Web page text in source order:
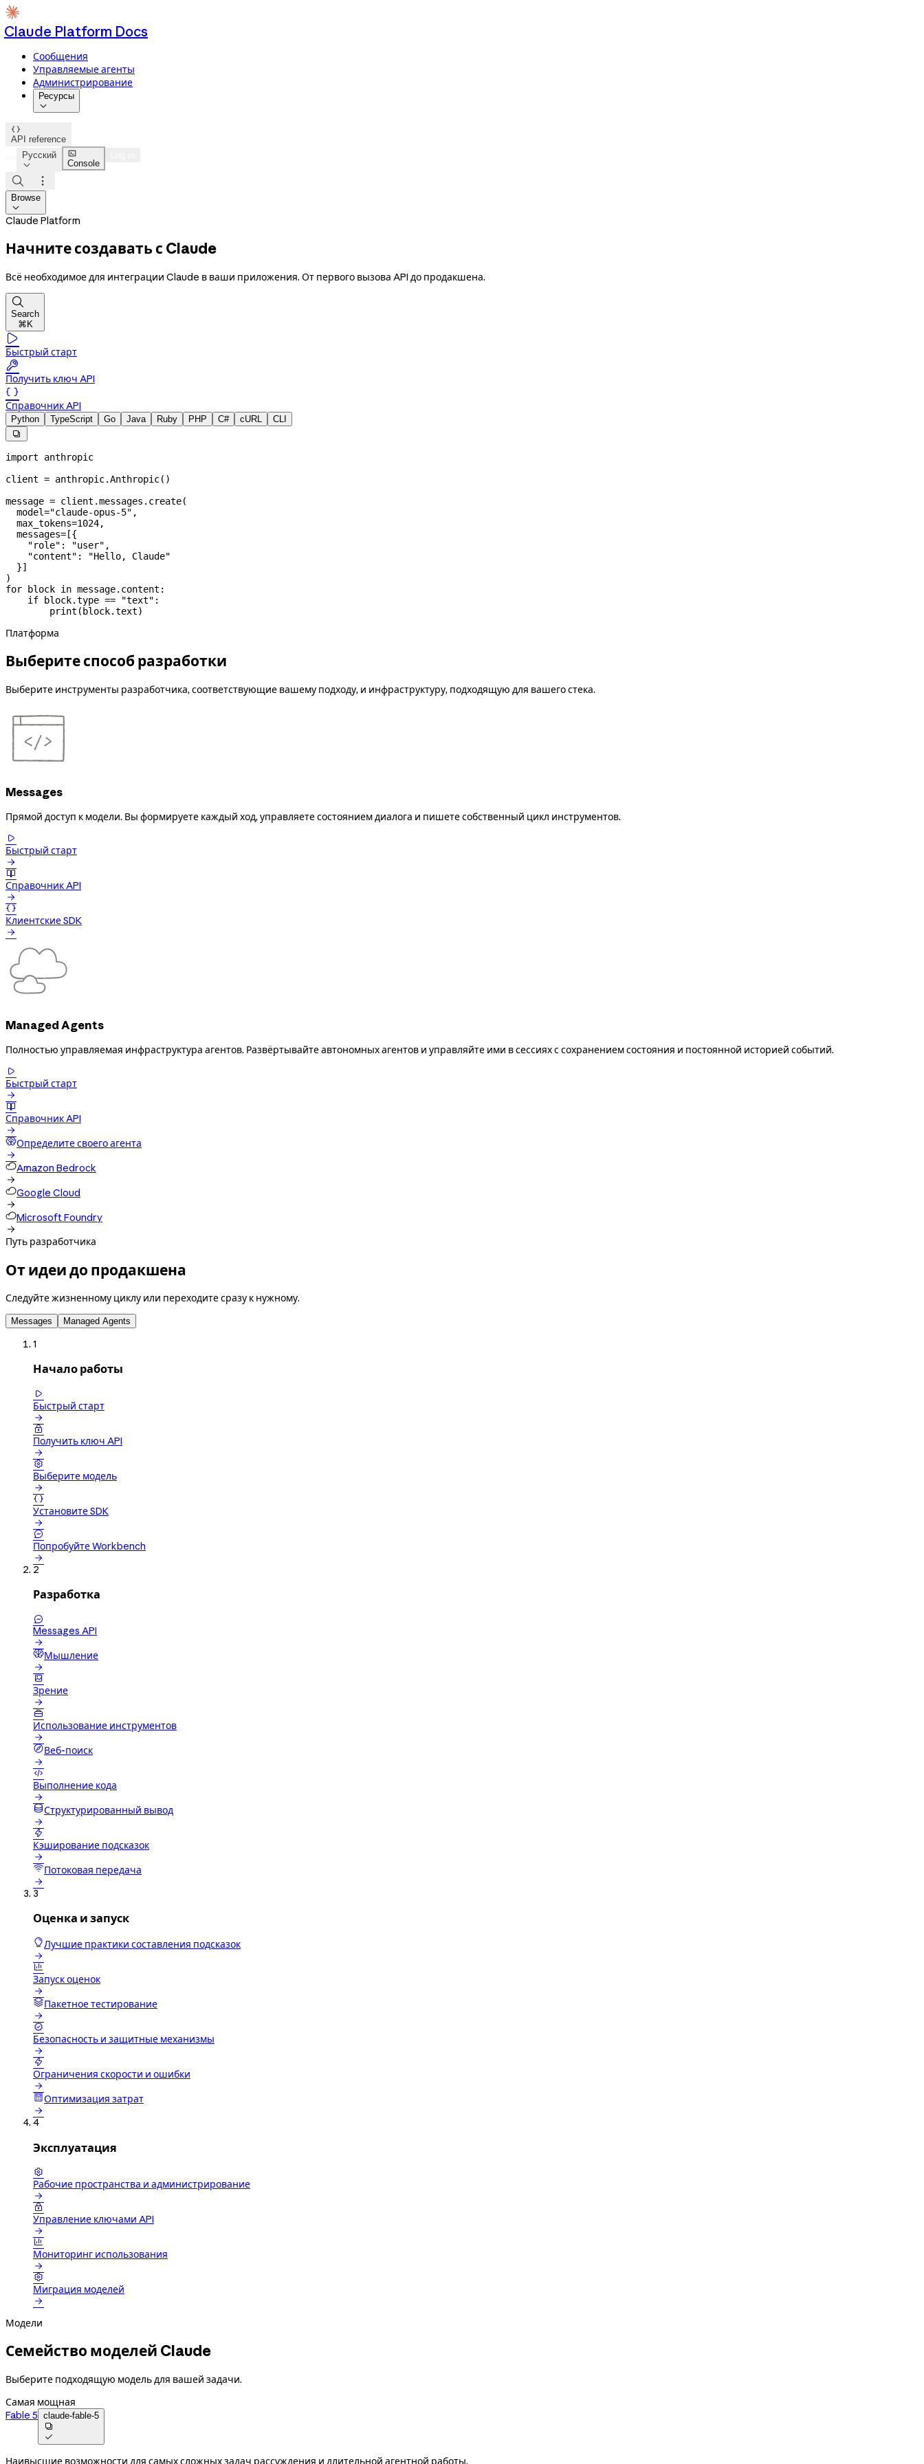
Claude Platform Docs
Сообщения
Управляемые агенты
Администрирование
Ресурсы


API reference
Русский


Console
 
Browse

Claude Platform
Начните создавать с Claude
Всё необходимое для интеграции Claude в ваши приложения. От первого вызова API до продакшена.

Search
⌘K

Быстрый старт

Получить ключ API

Справочник API
Python TypeScript Go Java Ruby PHP C# cURL CLI

import anthropic
client = anthropic.Anthropic()
message = client.messages.create(
  model
="claude-opus-5" ,
  max_tokens
=1024,
  messages
= [{
    "role"
: "user" ,
    "content"
:
"Hello, Claude"
  }]
)
for block in message.content:
    if
block.type == "text" :
        print
(block.text)
Платформа
Выберите способ разработки
Выберите инструменты разработчика, соответствующие вашему подходу, и инфраструктуру, подходящую для вашего стека.
Messages
Прямой доступ к модели. Вы формируете каждый ход, управляете состоянием диалога и пишете собственный цикл инструментов.

Быстрый старт


Справочник API


Клиентские SDK

Managed Agents
Полностью управляемая инфраструктура агентов. Развёртывайте автономных агентов и управляйте ими в сессиях с сохранением состояния и постоянной историей событий.

Быстрый старт


Справочник API

Определите своего агента

Amazon Bedrock

Google Cloud

Microsoft Foundry

Путь разработчика
От идеи до продакшена
Следуйте жизненному циклу или переходите сразу к нужному.
Messages Managed Agents
1
Начало работы

Быстрый старт


Получить ключ API


Выберите модель


Установите SDK


Попробуйте Workbench

2
Разработка

Messages API

Мышление


Зрение


Использование инструментов

Веб-поиск


Выполнение кода

Структурированный вывод


Кэширование подсказок

Потоковая передача

3
Оценка и запуск
Лучшие практики составления подсказок


Запуск оценок

Пакетное тестирование


Безопасность и защитные механизмы


Ограничения скорости и ошибки

Оптимизация затрат

4
Эксплуатация

Рабочие пространства и администрирование


Управление ключами API


Мониторинг использования


Миграция моделей

Модели
Семейство моделей Claude
Выберите подходящую модель для вашей задачи.
Самая мощная
Fable 5 claude-fable-5


Наивысшие возможности для самых сложных задач рассуждения и длительной агентной работы.